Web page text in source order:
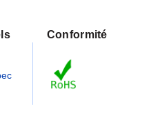
Conformité